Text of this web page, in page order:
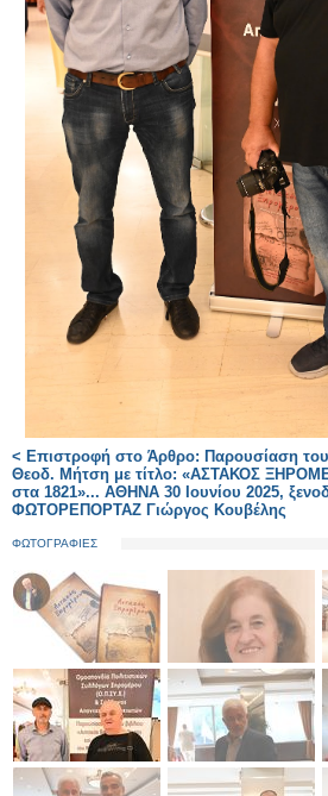
< Επιστροφή στο Άρθρο: Παρουσίαση του
Θεοδ. Μήτση με τίτλο: «ΑΣΤΑΚΟΣ
στα 1821»... ΑΘΗΝΑ 30 Ιουνίου 2025,
ΦΩΤΟΡΕΠΟΡΤΑΖ Γιώργος Κουβέλης
ΦΩΤΟΓΡΑΦΙΕΣ